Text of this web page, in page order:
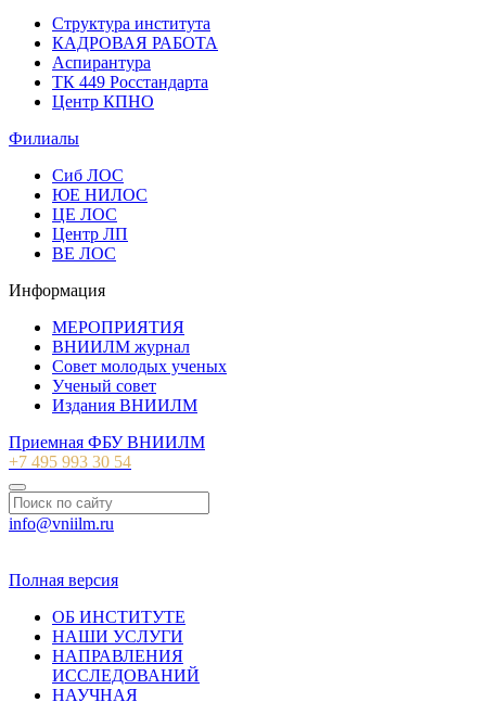
Структура института
КАДРОВАЯ РАБОТА
Аспирантура
ТК 449 Росстандарта
Центр КПНО
Филиалы
Сиб ЛОС
ЮЕ НИЛОС
ЦЕ ЛОС
Центр ЛП
ВЕ ЛОС
Информация
МЕРОПРИЯТИЯ
ВНИИЛМ журнал
Совет молодых ученых
Ученый совет
Издания ВНИИЛМ
Приемная ФБУ ВНИИЛМ
+7 495 993 30 54
info@vniilm.ru
Полная версия
ОБ ИНСТИТУТЕ
НАШИ УСЛУГИ
НАПРАВЛЕНИЯ
ИССЛЕДОВАНИЙ
НАУЧНАЯ